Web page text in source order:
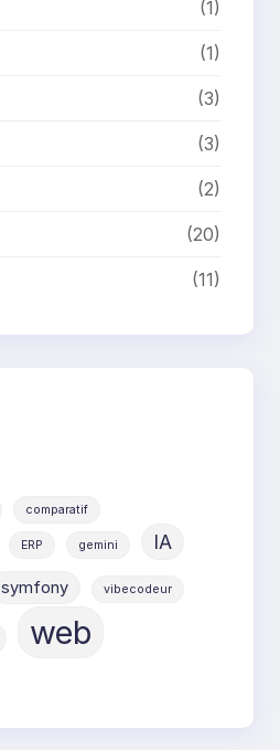
(1)
(1)
(3)
(3)
(2)
(20)
(11)
comparatif
ERP gemini IA
symfony vibecodeur
web